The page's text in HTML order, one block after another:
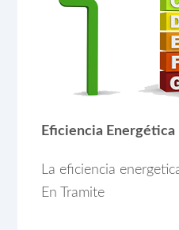
Eficiencia Energética
La eficiencia
En Tramite